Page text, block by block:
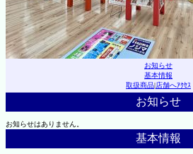
お知らせ
基本情報
取扱商品|店舗へｱｸｾｽ
お知らせ
お知らせはありません。
基本情報